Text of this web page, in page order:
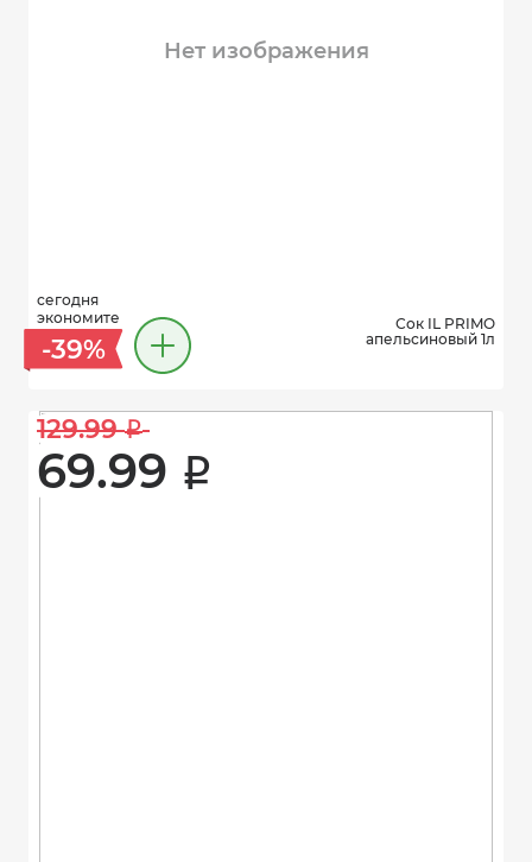
Нет изображения
сегодня
экономите
-39%
Сок IL PRIMO
апельсиновый 1л
129.99 i
69.99 i